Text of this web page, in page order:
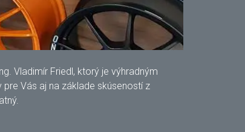
Vladimír Friedl, ktorý je výhradným
Vás aj na základe skúseností z